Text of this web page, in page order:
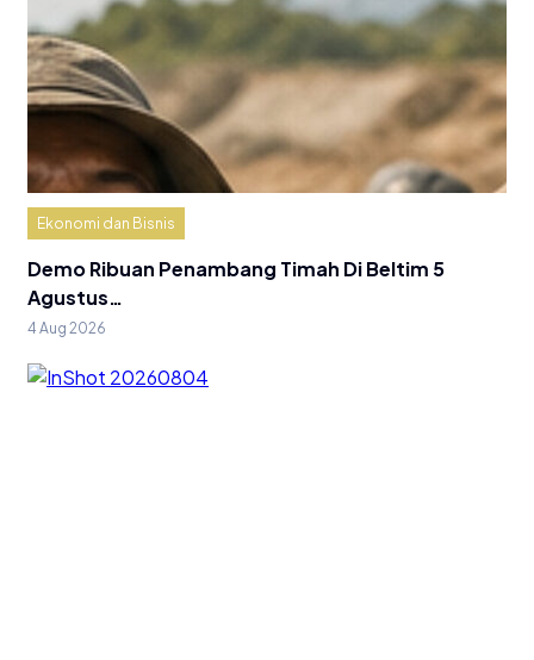
Ekonomi dan Bisnis
Demo Ribuan Penambang Timah Di Beltim 5
Agustus…
4 Aug 2026